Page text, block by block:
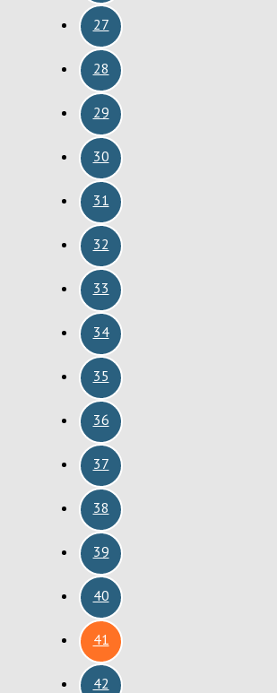
27
28
29
30
31
32
33
34
35
36
37
38
39
40
41
42